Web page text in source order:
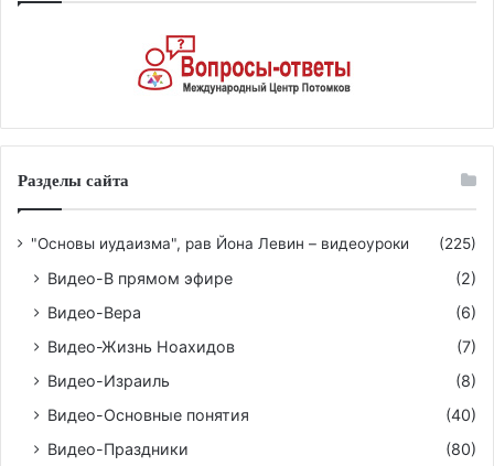
Разделы сайта
"Основы иудаизма", рав Йона Левин – видеоуроки (225)
Видео-В прямом эфире
(2)
Видео-Вера
(6)
Видео-Жизнь Ноахидов
(7)
Видео-Израиль
(8)
Видео-Основные понятия
(40)
Видео-Праздники
(80)